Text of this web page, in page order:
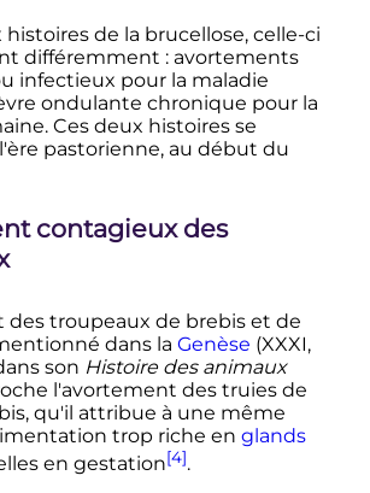
de la brucellose, celle-ci
différemment : avortements
infectieux pour la maladie
ondulante chronique pour la
Ces deux histoires se
pastorienne, au début du
contagieux des
des troupeaux de brebis et de
dans la Genèse (XXXI,
son Histoire des animaux
l'avortement des truies de
qu'il attribue à une même
trop riche en glands
en gestation[4].